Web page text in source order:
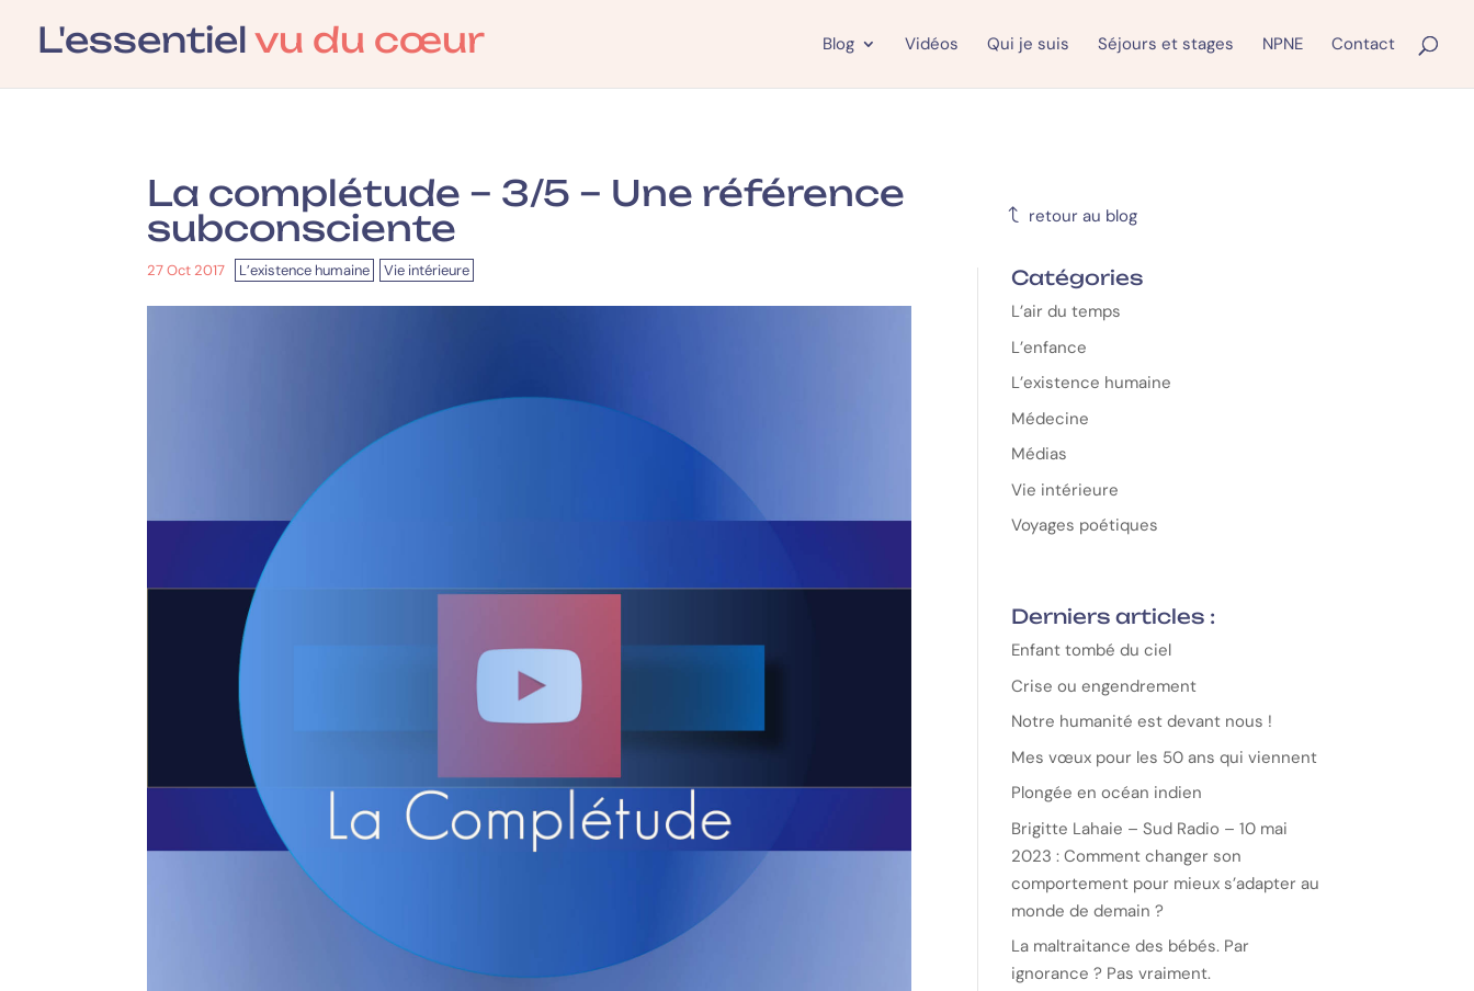
L'essentiel vu du cœur Blog Vidéos Qui je suis Séjours et stages NPNE Contact
La complétude – 3/5 – Une référence
subconsciente
27 Oct 2017 L’existence humaine Vie intérieure
J retour au blog
Catégories
L’air du temps
L’enfance
L’existence humaine
Médecine
Médias
Vie intérieure
Voyages poétiques
Derniers articles :
Enfant tombé du ciel
Crise ou engendrement
Notre humanité est devant nous !
Mes vœux pour les 50 ans qui viennent
Plongée en océan indien
Brigitte Lahaie – Sud Radio – 10 mai
2023 : Comment changer son
comportement pour mieux s’adapter au
monde de demain ?
La maltraitance des bébés. Par
ignorance ? Pas vraiment.